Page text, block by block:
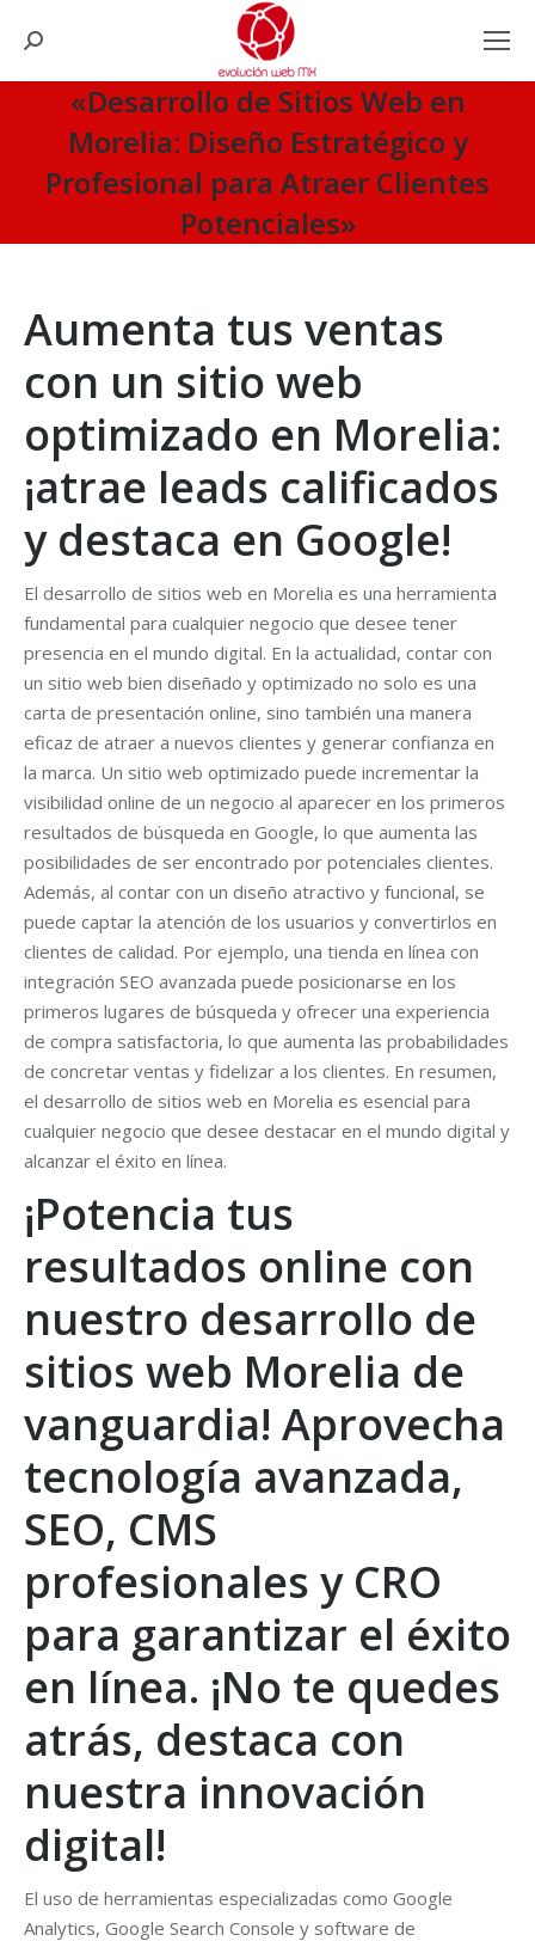
Search:
«Desarrollo de Sitios Web en
Morelia: Diseño Estratégico y
Profesional para Atraer Clientes
Potenciales»
Aumenta tus ventas
con un sitio web
optimizado en Morelia:
¡atrae leads calificados
y destaca en Google!
El desarrollo de sitios web en Morelia es una herramienta
fundamental para cualquier negocio que desee tener
presencia en el mundo digital. En la actualidad, contar con
un sitio web bien diseñado y optimizado no solo es una
carta de presentación online, sino también una manera
eficaz de atraer a nuevos clientes y generar confianza en
la marca. Un sitio web optimizado puede incrementar la
visibilidad online de un negocio al aparecer en los primeros
resultados de búsqueda en Google, lo que aumenta las
posibilidades de ser encontrado por potenciales clientes.
Además, al contar con un diseño atractivo y funcional, se
puede captar la atención de los usuarios y convertirlos en
clientes de calidad. Por ejemplo, una tienda en línea con
integración SEO avanzada puede posicionarse en los
primeros lugares de búsqueda y ofrecer una experiencia
de compra satisfactoria, lo que aumenta las probabilidades
de concretar ventas y fidelizar a los clientes. En resumen,
el desarrollo de sitios web en Morelia es esencial para
cualquier negocio que desee destacar en el mundo digital y
alcanzar el éxito en línea.
¡Potencia tus
resultados online con
nuestro desarrollo de
sitios web Morelia de
vanguardia! Aprovecha
tecnología avanzada,
SEO, CMS
profesionales y CRO
para garantizar el éxito
en línea. ¡No te quedes
atrás, destaca con
nuestra innovación
digital!
El uso de herramientas especializadas como Google
Analytics, Google Search Console y software de